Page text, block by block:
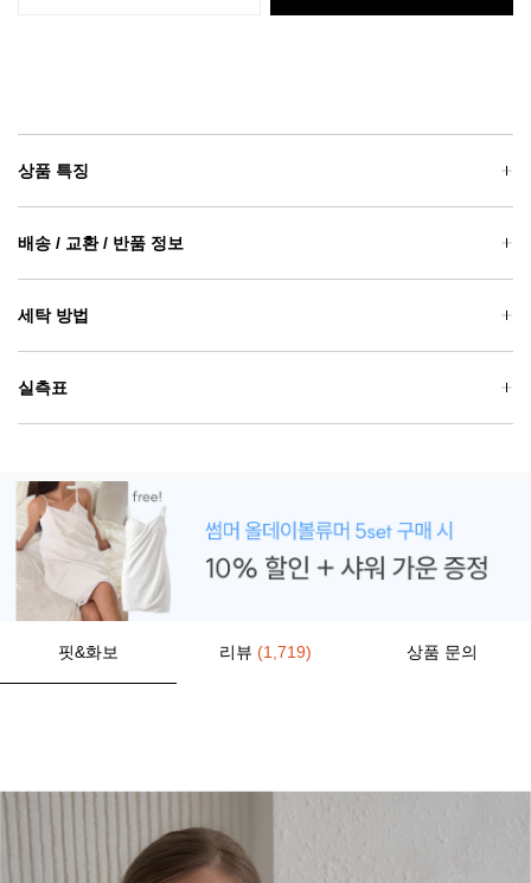
상품 특징
배송 / 교환 / 반품 정보
세탁 방법
실측표
핏&화보 리뷰 (1,719) 상품 문의